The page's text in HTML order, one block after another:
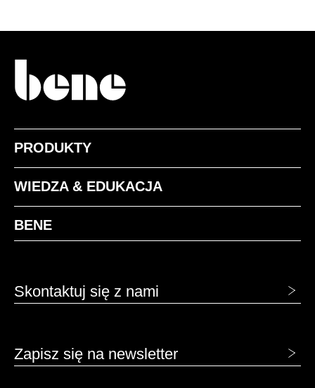
PRODUKTY
WIEDZA & EDUKACJA
BENE
Skontaktuj się z nami
Zapisz się na newsletter